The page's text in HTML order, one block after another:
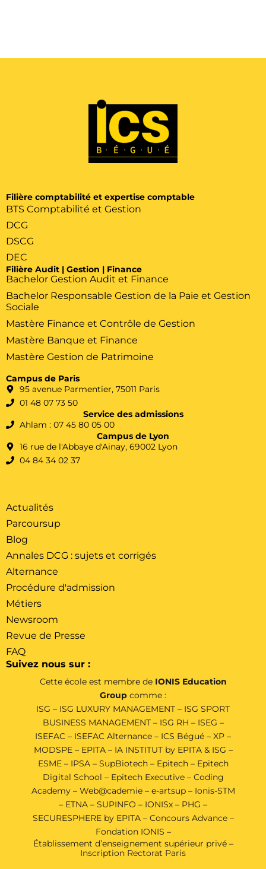
Filière comptabilité et expertise comptable
BTS Comptabilité et Gestion
DCG
DSCG
DEC
Filière Audit | Gestion | Finance
Bachelor Gestion Audit et Finance
Bachelor Responsable Gestion de la Paie et Gestion
Sociale
Mastère Finance et Contrôle de Gestion
Mastère Banque et Finance
Mastère Gestion de Patrimoine
Campus de Paris
95 avenue Parmentier, 75011 Paris
01 48 07 73 50
Service des admissions
Ahlam : 07 45 80 05 00
Campus de Lyon
16 rue de l'Abbaye d'Ainay, 69002 Lyon
04 84 34 02 37
Actualités
Parcoursup
Blog
Annales DCG : sujets et corrigés
Alternance
Procédure d'admission
Métiers
Newsroom
Revue de Presse
FAQ
Suivez nous sur :
Cette école est membre de IONIS Education
Group comme :
ISG – ISG LUXURY MANAGEMENT – ISG SPORT
BUSINESS MANAGEMENT– ISG RH – ISEG –
ISEFAC – ISEFAC Alternance – ICS Bégué – XP –
MODSPE– EPITA– IA INSTITUT by EPITA & ISG –
ESME – IPSA – SupBiotech – Epitech – Epitech
Digital School – Epitech Executive–Coding
Academy– Web@cademie– e-artsup– Ionis-STM
– ETNA – SUPINFO – IONISx – PHG –
SECURESPHERE by EPITA – Concours Advance –
Fondation IONIS –
Établissement d’enseignement supérieur privé –
Inscription Rectorat Paris